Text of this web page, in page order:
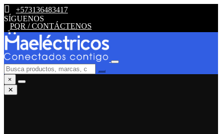
+573136483417
SÍGUENOS
PQR / CONTÁCTENOS
×
✕